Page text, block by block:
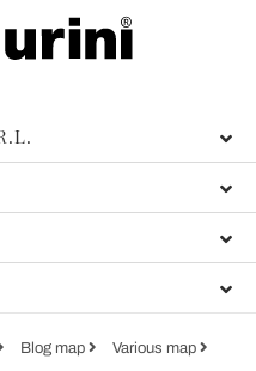
Blog map Various map